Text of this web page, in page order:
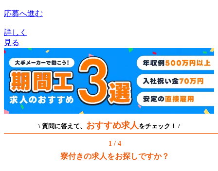
応募へ進む
詳しく
見る
\ 質問に答えて、 おすすめ求人 をチェック！ /
1 / 4
寮付きの求人をお探しですか？